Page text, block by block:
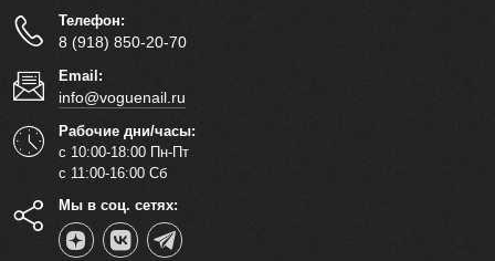
Телефон:
8 (918) 850-20-70
Email:
info@voguenail.ru
Рабочие дни/часы:
с 10:00-18:00 Пн-Пт
с 11:00-16:00 Сб
Мы в соц. сетях: